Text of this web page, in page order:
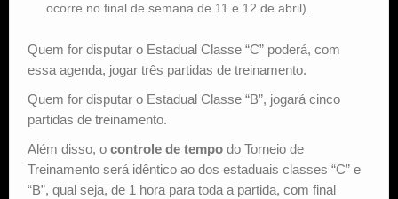
ocorre no final de semana de 11 e 12 de abril).
Quem for disputar o Estadual Classe “C” poderá, com
essa agenda, jogar três partidas de treinamento.
Quem for disputar o Estadual Classe “B”, jogará cinco
partidas de treinamento.
Além disso, o controle de tempo do Torneio de
Treinamento será idêntico ao dos estaduais classes “C” e
“B”, qual seja, de 1 hora para toda a partida, com final